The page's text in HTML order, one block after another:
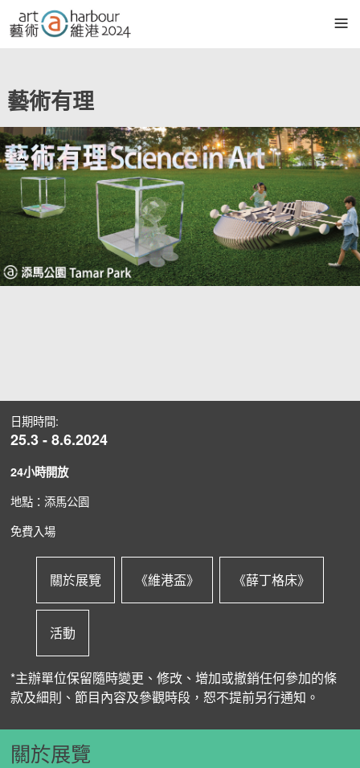
藝術項目
藝術有理
日期時間:
25.3 - 8.6.2024
24小時開放
地點：添馬公園
免費入場
關於展覽 《維港盃》 《薛丁格床》
活動
*主辦單位保留隨時變更、修改、增加或撤銷任何參加的條
款及細則、節目內容及參觀時段，恕不提前另行通知。
關於展覽
≡